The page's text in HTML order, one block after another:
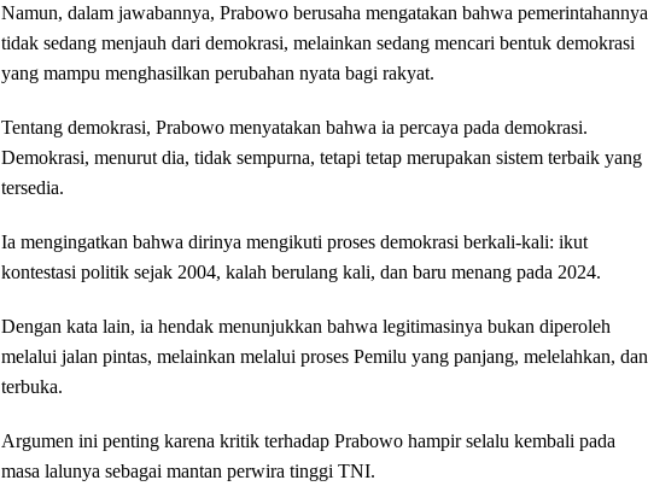
Namun, dalam jawabannya, Prabowo berusaha mengatakan bahwa pemerintahannya
tidak sedang menjauh dari demokrasi, melainkan sedang mencari bentuk demokrasi
yang mampu menghasilkan perubahan nyata bagi rakyat.
Tentang demokrasi, Prabowo menyatakan bahwa ia percaya pada demokrasi.
Demokrasi, menurut dia, tidak sempurna, tetapi tetap merupakan sistem terbaik yang
tersedia.
Ia mengingatkan bahwa dirinya mengikuti proses demokrasi berkali-kali: ikut
kontestasi politik sejak 2004, kalah berulang kali, dan baru menang pada 2024.
Dengan kata lain, ia hendak menunjukkan bahwa legitimasinya bukan diperoleh
melalui jalan pintas, melainkan melalui proses Pemilu yang panjang, melelahkan, dan
terbuka.
Argumen ini penting karena kritik terhadap Prabowo hampir selalu kembali pada
masa lalunya sebagai mantan perwira tinggi TNI.